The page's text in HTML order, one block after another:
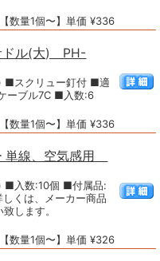
【数量1個〜】単価 ¥336
ドル(大) PH-
■スクリュー釘付 ■適
ーブル7C ■入数:6
【数量1個〜】単価 ¥336
単線、空気感用
■入数:10個 ■付属品:
くは、メーカー商品
します。
【数量1個〜】単価 ¥326